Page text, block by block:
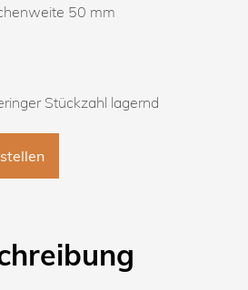
50 mm
Stückzahl lagernd